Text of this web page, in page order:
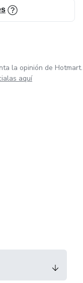
la opinión de Hotmart.
aquí